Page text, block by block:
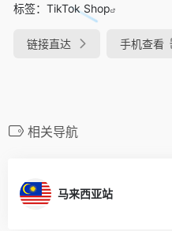
标签： TikTok Shop
链接直达 手机查看
相关导航
马来西亚站